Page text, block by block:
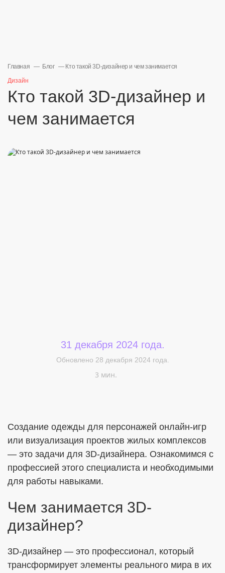
Меня интересует...
Я согласен с Политикой в отношении обработки ПДн
соответствии с установленной формой
Главная Блог
Кто такой 3D-дизайнер и чем занимается
Дизайн
Кто такой 3D-дизайнер и
чем занимается
31 декабря 2024 года.
Обновлено 28 декабря 2024 года.
3 мин.
Создание одежды для персонажей онлайн-игр
или визуализация проектов жилых комплексов
— это задачи для 3D-дизайнера. Ознакомимся с
профессией этого специалиста и необходимыми
для работы навыками.
Чем занимается 3D-
дизайнер?
3D-дизайнер — это профессионал, который
трансформирует элементы реального мира в их